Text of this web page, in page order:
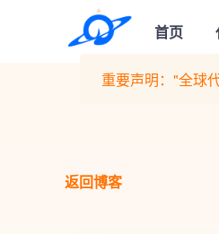
首页
返回博客
重要声明："全球